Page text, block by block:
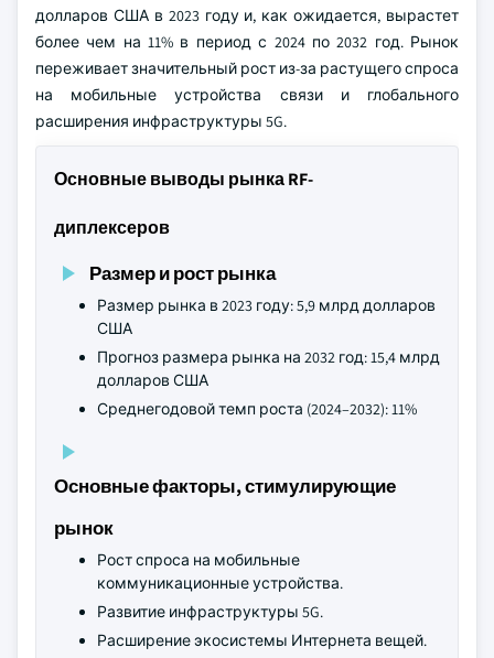
долларов США в 2023 году и, как ожидается, вырастет
более чем на 11% в период с 2024 по 2032 год. Рынок
переживает значительный рост из-за растущего спроса
на мобильные устройства связи и глобального
расширения инфраструктуры 5G.
Основные выводы рынка RF-
диплексеров
Размер и рост рынка
Размер рынка в 2023 году: 5,9 млрд долларов
США
Прогноз размера рынка на 2032 год: 15,4 млрд
долларов США
Среднегодовой темп роста (2024–2032): 11%
Основные факторы, стимулирующие
рынок
Рост спроса на мобильные
коммуникационные устройства.
Развитие инфраструктуры 5G.
Расширение экосистемы Интернета вещей.